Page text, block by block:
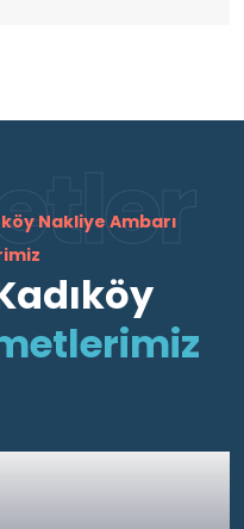
Nakliye Ambarı